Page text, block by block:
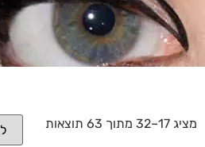
מציג 17–32 מתוך 63 תוצאות